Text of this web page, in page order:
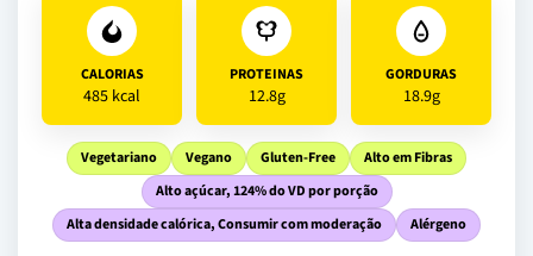
CALORIAS
485 kcal
PROTEINAS
12.8g
GORDURAS
18.9g
Vegetariano Vegano Gluten-Free
Alto em Fibras
Alto açúcar, 124% do VD por porção
Alta densidade calórica, Consumir com moderação
Alérgeno